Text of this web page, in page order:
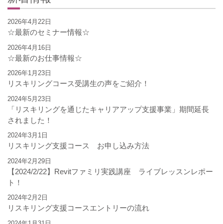
2026年4月22日
☆最新のセミナー情報☆
2026年4月16日
☆最新のお仕事情報☆
2026年1月23日
リスキリングコース受講生の声をご紹介！
2024年5月23日
「リスキリングを通じたキャリアアップ支援事業」期間延長
されました！
2024年3月1日
リスキリング支援コース お申し込み方法
2024年2月29日
【2024/2/22】Revitファミリ実践講座 ライブレッスンレポー
ト！
2024年2月2日
リスキリング支援コースエントリーの流れ